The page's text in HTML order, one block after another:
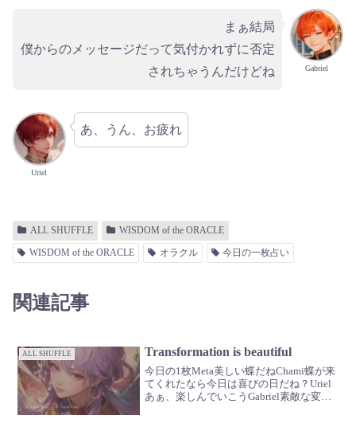
Gabriel
まぁ結局
僕からのメッセージだって気付かれずに否定
されちゃうんだけどね
Uriel
あ、うん、お疲れ
ALL SHUFFLE
WISDOM of the ORACLE
WISDOM of the ORACLE
オラクル 今日の一枚占い
関連記事
ALL SHUFFLE Transformation is beautiful
今日の1枚Meta美しい蝶だねChami蝶が来
てくれたなら今日は喜びの日だね？Uriel
あぁ、楽しんでいこうGabriel素敵な変化